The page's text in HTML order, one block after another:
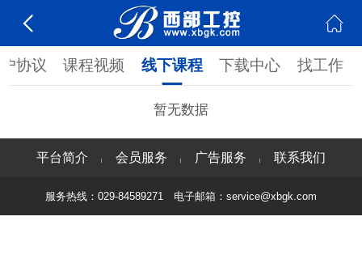
协议 课程视频 线下课程 下载中心 找工作
暂无数据
平台简介 会员服务 广告服务 联系我们
服务热线：029-84589271 电子邮箱：service@xbgk.com